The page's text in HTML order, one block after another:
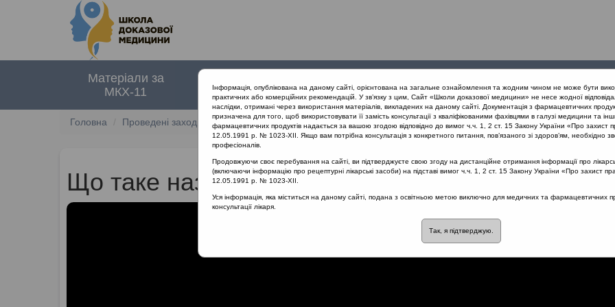
Матеріали за
МКХ-11
документи
заходи
проекту
Головна Проведені заходи Діагностика та лікування гострих тонзилітів з позицій доказової медицини (Одеса)
Що таке назофарингіт?
Інформація, опублікована на даному сайті, орієнтована на загальне ознайомлення та жодним чином не може бути
практичних або комерційних рекомендацій. У зв’язку з цим, Сайт «Школи доказової медицини» не несе жодної
наслідки, отримані через використання матеріалів, викладених на даному сайті. Документація з фармацевтичних
призначена для того, щоб використовувати її замість консультації з кваліфікованими фахівцями в галузі медицини та
фармацевтичних продуктів надається за вашою згодою відповідно до вимог ч.ч. 1, 2 ст. 15 Закону України «Про захист
12.05.1991 р. № 1023-XII. Якщо вам потрібна консультація з конкретного питання, пов’язаного зі здоров’ям, необхідно
професіоналів.
Продовжуючи своє перебування на сайті, ви підтверджуєте свою згоду на дистанційне отримання інформації про
(включаючи інформацію про рецептурні лікарські засоби) на підставі вимог ч.ч. 1, 2 ст. 15 Закону України «Про захист
12.05.1991 р. № 1023-XII.
Уся інформація, яка міститься на даному сайті, подана з освітньою метою виключно для медичних та фармацевтичних
консультації лікаря.
Так, я підтверджую.